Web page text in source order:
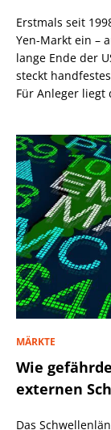
Erstmals seit
Yen-Markt ein –
lange Ende der
steckt
Für Anleger liegt
MÄRKTE
Wie
externen
Das